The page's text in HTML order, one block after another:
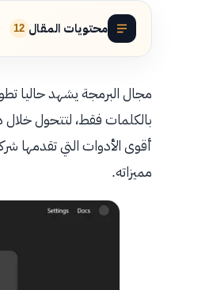
محتويات المقال 12
مجال البرمجة يشهد حاليا
مميزاته.